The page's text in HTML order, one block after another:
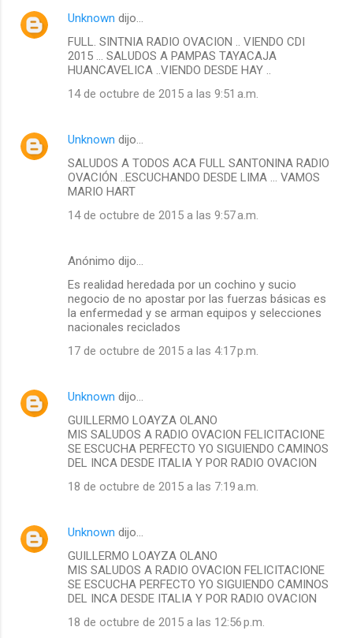
Unknown dijo…
FULL. SINTNIA RADIO OVACION .. VIENDO CDI
2015 ... SALUDOS A PAMPAS TAYACAJA
HUANCAVELICA ..VIENDO DESDE HAY ..
14 de octubre de 2015 a las 9:51 a.m.
Unknown dijo…
SALUDOS A TODOS ACA FULL SANTONINA RADIO
OVACIÓN ..ESCUCHANDO DESDE LIMA ... VAMOS
MARIO HART
14 de octubre de 2015 a las 9:57 a.m.
Anónimo dijo…
Es realidad heredada por un cochino y sucio
negocio de no apostar por las fuerzas básicas es
la enfermedad y se arman equipos y selecciones
nacionales reciclados
17 de octubre de 2015 a las 4:17 p.m.
Unknown dijo…
GUILLERMO LOAYZA OLANO
MIS SALUDOS A RADIO OVACION FELICITACIONE
SE ESCUCHA PERFECTO YO SIGUIENDO CAMINOS
DEL INCA DESDE ITALIA Y POR RADIO OVACION
18 de octubre de 2015 a las 7:19 a.m.
Unknown dijo…
GUILLERMO LOAYZA OLANO
MIS SALUDOS A RADIO OVACION FELICITACIONE
SE ESCUCHA PERFECTO YO SIGUIENDO CAMINOS
DEL INCA DESDE ITALIA Y POR RADIO OVACION
18 de octubre de 2015 a las 12:56 p.m.